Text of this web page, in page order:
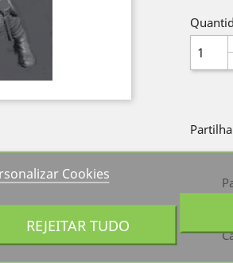
Cookies
REJEITAR TUDO